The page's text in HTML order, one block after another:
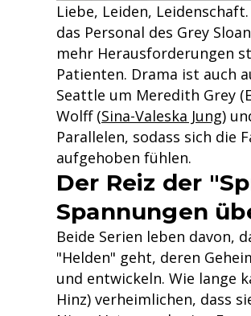
Liebe, Leiden,
das Personal des Grey
mehr Herausforderungen
Patienten. Drama ist auch
Seattle um Meredith Grey
Wolff (Sina-Valeska Jung)
Parallelen, sodass sich die
aufgehoben fühlen.
Der Reiz der
Spannungen
Beide Serien leben davon,
"Helden" geht, deren
und entwickeln. Wie lange
Hinz) verheimlichen, dass